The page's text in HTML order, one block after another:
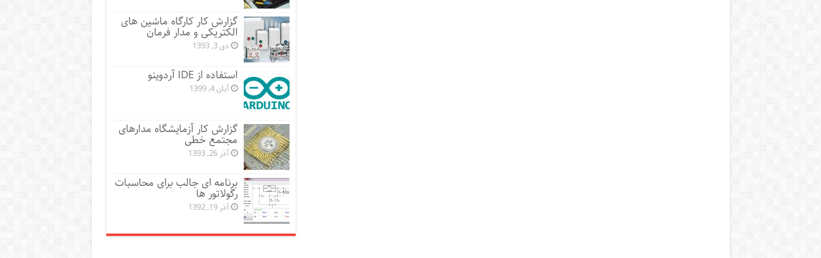
گزارش کار کارگاه ماشین های
الکتریکی و مدار فرمان
دی 3, 1393
استفاده از IDE آردوینو
آبان 4, 1399
گزارش کار آزمایشگاه مدارهای
مجتمع خطی
آذر 26, 1393
برنامه ای جالب برای محاسبات
رگولاتور ها
آذر 19, 1392